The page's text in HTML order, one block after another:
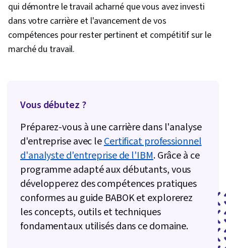
qui démontre le travail acharné que vous avez investi
dans votre carrière et l'avancement de vos
compétences pour rester pertinent et compétitif sur le
marché du travail.
Vous débutez ?
Préparez-vous à une carrière dans l'analyse
d'entreprise avec leCertificat professionnel
d'analyste d'entreprise de l'IBM. Grâce à ce
programme adapté aux débutants, vous
développerez des compétences pratiques
conformes au guide BABOK et explorerez
les concepts, outils et techniques
fondamentaux utilisés dans ce domaine.